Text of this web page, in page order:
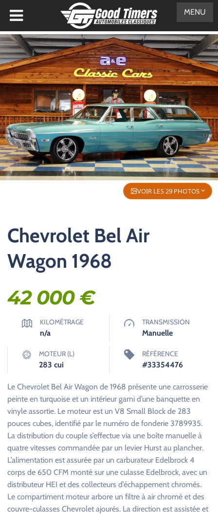
VOIR LES 29 PHOTOS
Chevrolet Bel Air
Wagon 1968
42 000€
KILOMÉTRAGE
n/a
TRANSMISSION
Manuelle
MOTEUR (L)
283 cui
RÉFÉRENCE
#33354476
Le Chevrolet Bel Air Wagon de 1968 présente une carrosserie
peinte en turquoise et un intérieur garni d’une banquette en
vinyle assortie. Le moteur est un V8 Small Block de 283
pouces cubes, identifié par le numéro de fonderie 3789935.
La distribution du couple s’effectue via une boîte manuelle à
quatre vitesses commandée par un levier Hurst au plancher.
L’alimentation est assurée par un carburateur Edelbrock 4
corps de 650 CFM monté sur une culasse Edelbrock, avec un
distributeur HEI et des collecteurs d’échappement chromés.
Le compartiment moteur arbore un filtre à air chromé et des
couvre-culasses Chevrolet ajourés. La direction est assistée et
MENU